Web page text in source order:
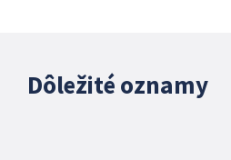
Dôležité oznamy